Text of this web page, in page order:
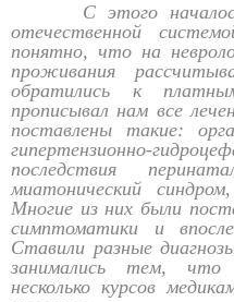
С этого началось
отечественной
понятно, что на
проживания
обратились к
прописывал нам все
поставлены такие:
гипертензионно-
последствия
миатонический
Многие из них были
симптоматики и
Ставили разные
занимались тем, что
несколько курсов